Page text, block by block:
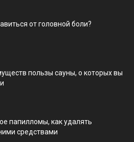
от головной боли?
пользы сауны, о которых вы
папилломы, как удалять
средствами